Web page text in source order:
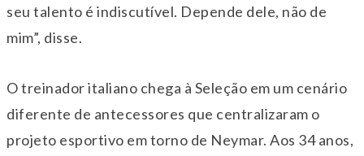
seu talento é indiscutível. Depende dele, não de
mim”, disse.
O treinador italiano chega à Seleção em um cenário
diferente de antecessores que centralizaram o
projeto esportivo em torno de Neymar. Aos 34 anos,